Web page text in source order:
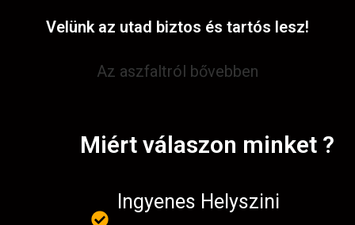
Velünk az utad biztos és tartós lesz!
Az aszfaltról bővebben
Miért válaszon minket ?
Ingyenes Helyszini